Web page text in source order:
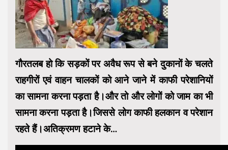
गौरतलब हो कि सड़कों पर अवैध रूप से बने दुकानों के चलते
राहगीरों एवं वाहन चालकों को आने जाने में काफी परेशानियों
का सामना करना पड़ता है।और तो और लोगों को जाम का भी
सामना करना पड़ता है।जिससे लोग काफी हलकान व परेशान
रहते हैं।अतिक्रमण हटाने के…